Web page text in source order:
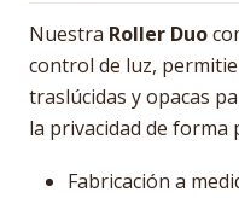
Nuestra Roller Duo
control de luz,
traslúcidas y opacas
la privacidad de forma
Fabricación a